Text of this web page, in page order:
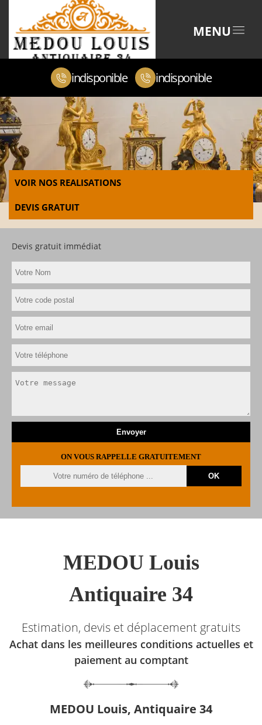
MENU
indisponible indisponible
VOIR NOS REALISATIONS
DEVIS GRATUIT
Devis gratuit immédiat
ON VOUS RAPPELLE GRATUITEMENT
MEDOU Louis
Antiquaire 34
Estimation, devis et déplacement gratuits
Achat dans les meilleures conditions actuelles et
paiement au comptant
MEDOU Louis, Antiquaire 34